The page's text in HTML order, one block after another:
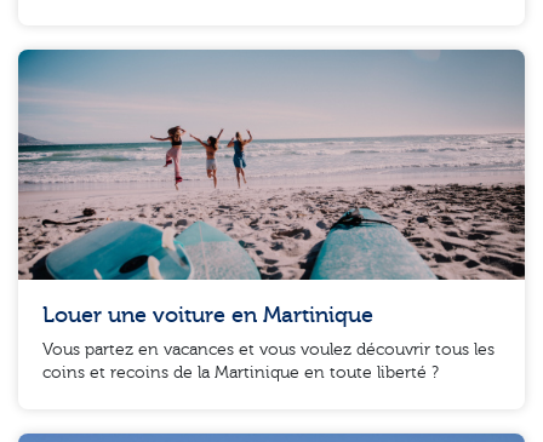
Louer une voiture en Martinique
Vous partez en vacances et vous voulez découvrir tous les
coins et recoins de la Martinique en toute liberté ?